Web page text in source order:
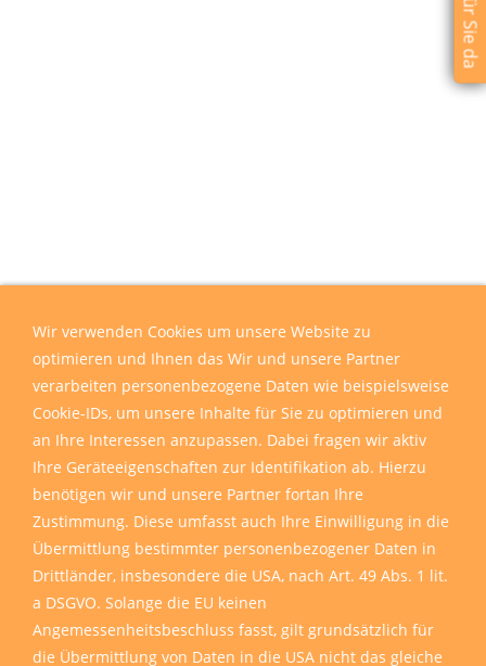
Wir verwenden Cookies um unsere Website zu
optimieren und Ihnen das Wir und unsere Partner
verarbeiten personenbezogene Daten wie beispielsweise
Cookie-IDs, um unsere Inhalte für Sie zu optimieren und
an Ihre Interessen anzupassen. Dabei fragen wir aktiv
Ihre Geräteeigenschaften zur Identifikation ab. Hierzu
benötigen wir und unsere Partner fortan Ihre
Zustimmung. Diese umfasst auch Ihre Einwilligung in die
Übermittlung bestimmter personenbezogener Daten in
Drittländer, insbesondere die USA, nach Art. 49 Abs. 1 lit.
a DSGVO. Solange die EU keinen
Angemessenheitsbeschluss fasst, gilt grundsätzlich für
die Übermittlung von Daten in die USA nicht das gleiche